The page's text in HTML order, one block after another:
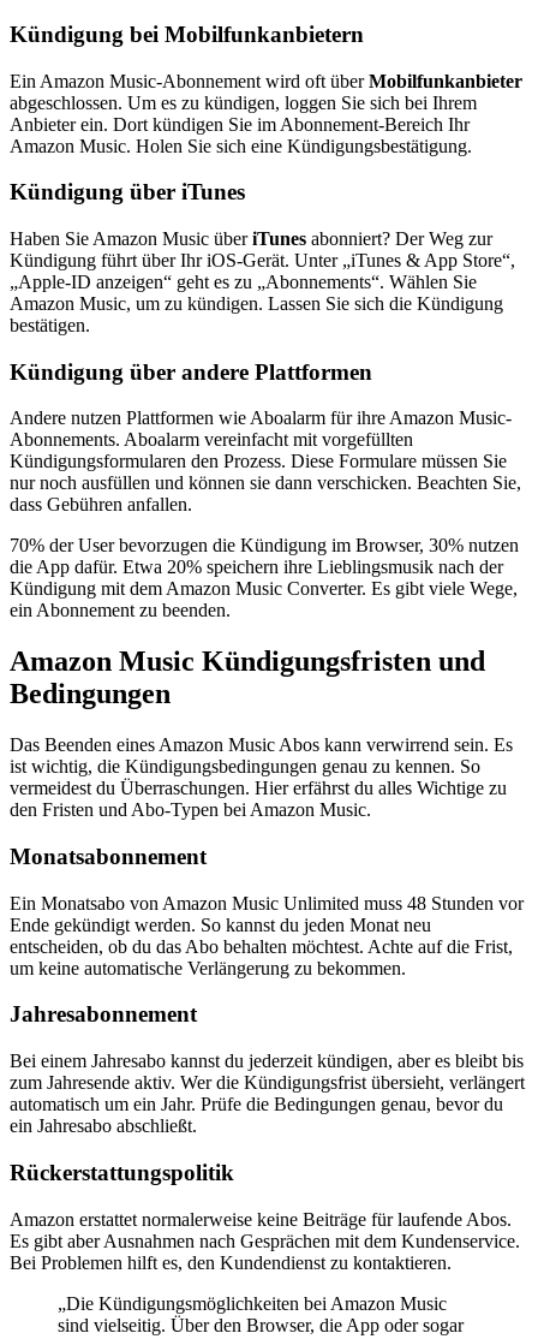
Kündigung bei Mobilfunkanbietern
Ein Amazon Music-Abonnement wird oft überMobilfunkanbieter
abgeschlossen. Um es zu kündigen, loggen Sie sich bei Ihrem
Anbieter ein. Dort kündigen Sie im Abonnement-Bereich Ihr
Amazon Music. Holen Sie sich eine Kündigungsbestätigung.
Kündigung über iTunes
Haben Sie Amazon Music überiTunes abonniert? Der Weg zur
Kündigung führt über Ihr iOS-Gerät. Unter „iTunes & App Store“,
„Apple-ID anzeigen“ geht es zu „Abonnements“. Wählen Sie
Amazon Music, um zu kündigen. Lassen Sie sich die Kündigung
bestätigen.
Kündigung über andere Plattformen
Andere nutzen Plattformen wie Aboalarm für ihre Amazon Music-
Abonnements. Aboalarm vereinfacht mit vorgefüllten
Kündigungsformularen den Prozess. Diese Formulare müssen Sie
nur noch ausfüllen und können sie dann verschicken. Beachten Sie,
dass Gebühren anfallen.
70% der User bevorzugen die Kündigung im Browser, 30% nutzen
die App dafür. Etwa 20% speichern ihre Lieblingsmusik nach der
Kündigung mit dem Amazon Music Converter. Es gibt viele Wege,
ein Abonnement zu beenden.
Amazon Music Kündigungsfristen und
Bedingungen
Das Beenden eines Amazon Music Abos kann verwirrend sein. Es
ist wichtig, die Kündigungsbedingungen genau zu kennen. So
vermeidest du Überraschungen. Hier erfährst du alles Wichtige zu
den Fristen und Abo-Typen bei Amazon Music.
Monatsabonnement
Ein Monatsabo von Amazon Music Unlimited muss 48 Stunden vor
Ende gekündigt werden. So kannst du jeden Monat neu
entscheiden, ob du das Abo behalten möchtest. Achte auf die Frist,
um keine automatische Verlängerung zu bekommen.
Jahresabonnement
Bei einem Jahresabo kannst du jederzeit kündigen, aber es bleibt bis
zum Jahresende aktiv. Wer die Kündigungsfrist übersieht, verlängert
automatisch um ein Jahr. Prüfe die Bedingungen genau, bevor du
ein Jahresabo abschließt.
Rückerstattungspolitik
Amazon erstattet normalerweise keine Beiträge für laufende Abos.
Es gibt aber Ausnahmen nach Gesprächen mit dem Kundenservice.
Bei Problemen hilft es, den Kundendienst zu kontaktieren.
„Die Kündigungsmöglichkeiten bei Amazon Music
sind vielseitig. Über den Browser, die App oder sogar